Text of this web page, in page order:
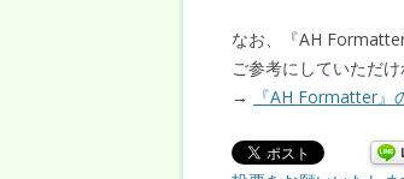
なお、『AH
ご参考にしていただけ
→
『AH Formatter』